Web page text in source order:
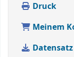
Druck
Meinem